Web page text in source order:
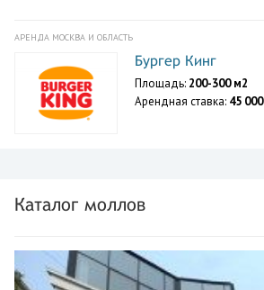
АРЕНДА МОСКВА И ОБЛАСТЬ
Бургер Кинг
Площадь: 200-300 м2
Арендная ставка: 45
Каталог моллов